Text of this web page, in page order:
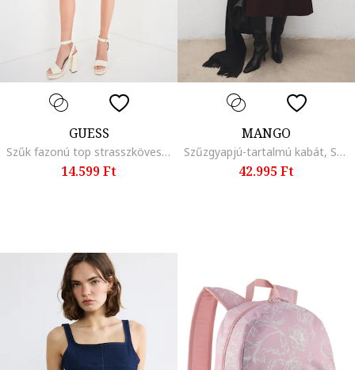
GUESS
Szűk fazonú top strasszköves díszítéssel, Sötétbarna
14.599 Ft
MANGO
Szűzgyapjú-tartalmú kabát, Sötétbarna
42.995 Ft